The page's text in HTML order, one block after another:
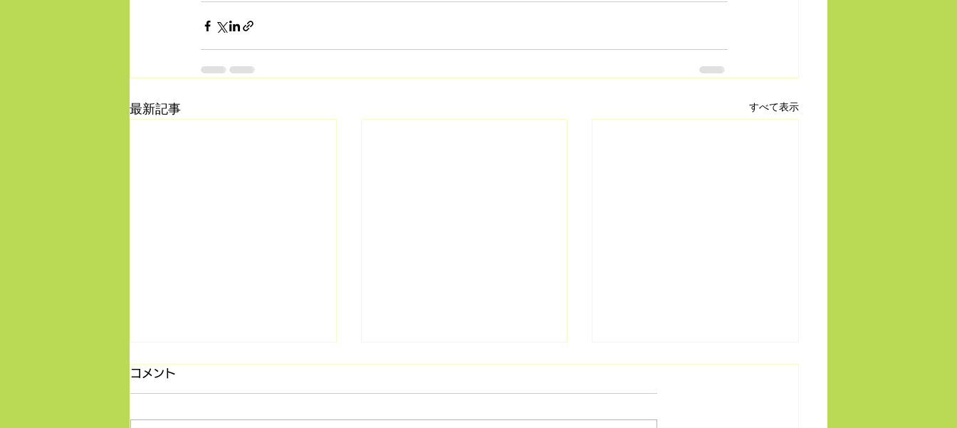
最新記事 すべて表示
コメント